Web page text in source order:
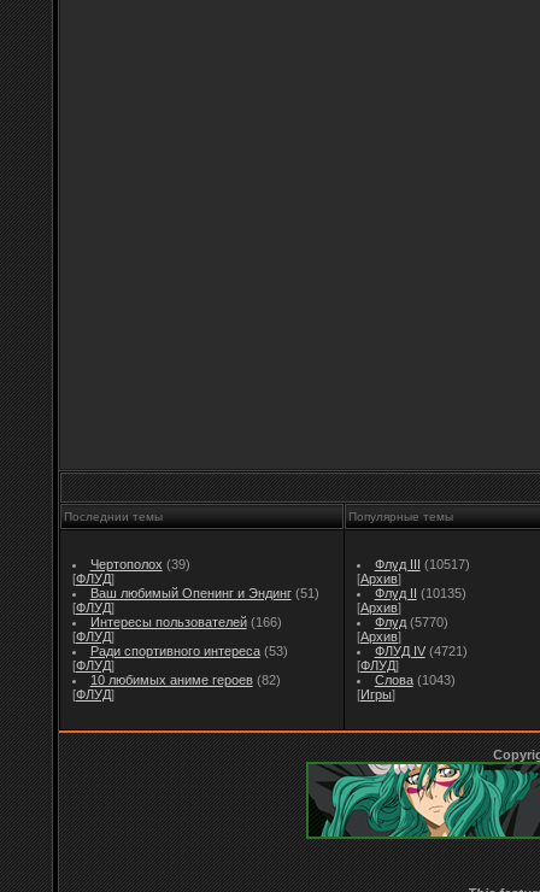
Последнии темы Популярные темы
Чертополох (39)
[ФЛУД]
Ваш любимый Опенинг и Эндинг (51)
[ФЛУД]
Интересы пользователей (166)
[ФЛУД]
Ради спортивного интереса (53)
[ФЛУД]
10 любимых аниме героев (82)
[ФЛУД]
Флуд III (10517)
[Архив]
Флуд II (10135)
[Архив]
Флуд (5770)
[Архив]
ФЛУД IV (4721)
[ФЛУД]
Слова (1043)
[Игры]